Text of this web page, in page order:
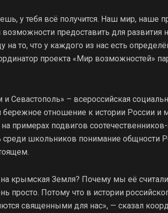
у тебя всё получится. Наш мир, наше
предоставить для развития
на то, что у каждого из нас есть
проекта «Мир возможностей»
Севастополь» – всероссийская
бережное отношение к истории России и
примерах подвигов
школьников понимание общности
крымская Земля? Почему мы её
просто. Потому что в истории
священными для нас», — сказал